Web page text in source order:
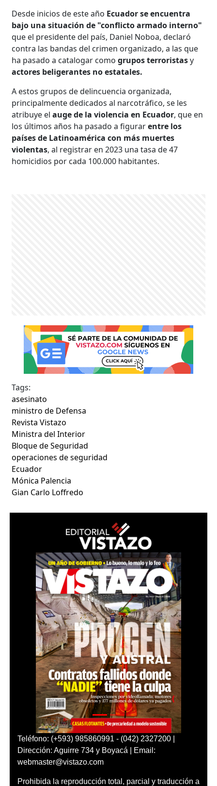
Desde inicios de este año Ecuador se encuentra
bajo una situación de "conflicto armado interno"
que el presidente del país, Daniel Noboa, declaró
contra las bandas del crimen organizado, a las que
ha pasado a catalogar como grupos terroristasy
actores beligerantes no estatales.
A estos grupos de delincuencia organizada,
principalmente dedicados al narcotráfico, se les
atribuye el auge de la violencia en Ecuador, que en
los últimos años ha pasado a figurarentre los
países de Latinoamérica con más muertes
violentas, al registrar en 2023 una tasa de 47
homicidios por cada 100.000 habitantes.
Tags:
asesinato
ministro de Defensa
Revista Vistazo
Ministra del Interior
Bloque de Seguridad
operaciones de seguridad
Ecuador
Mónica Palencia
Gian Carlo Loffredo
Teléfono: (+593) 985860991 - (042) 2327200 |
Dirección: Aguirre 734 y Boyacá | Email:
webmaster@vistazo.com
Prohibida la reproducción total, parcial y traducción a